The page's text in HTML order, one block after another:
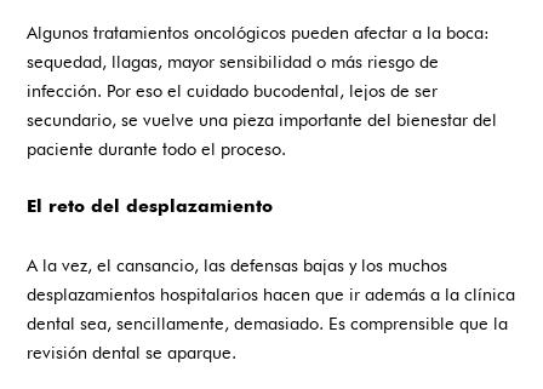
Algunos tratamientos oncológicos pueden afectar a la boca:
sequedad, llagas, mayor sensibilidad o más riesgo de
infección. Por eso el cuidado bucodental, lejos de ser
secundario, se vuelve una pieza importante del bienestar del
paciente durante todo el proceso.
El reto del desplazamiento
A la vez, el cansancio, las defensas bajas y los muchos
desplazamientos hospitalarios hacen que ir además a la clínica
dental sea, sencillamente, demasiado. Es comprensible que la
revisión dental se aparque.